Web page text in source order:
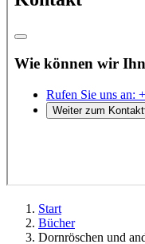
Start
Bücher
Dornröschen und